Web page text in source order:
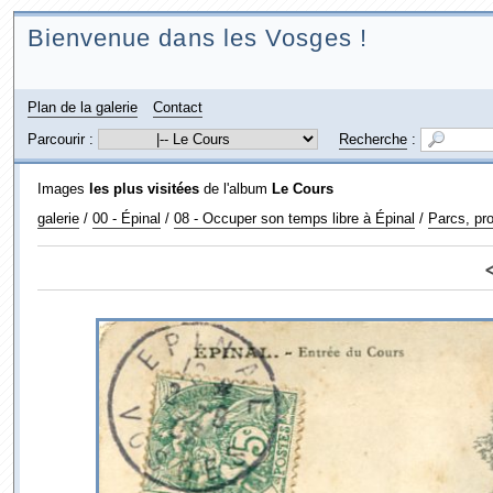
Bienvenue dans les Vosges !
Plan de la galerie
Contact
Parcourir :
Recherche:
Images les plus visitéesde l'album Le Cours
galerie/ 00 - Épinal / 08 - Occuper son temps libre à Épinal / Parcs,